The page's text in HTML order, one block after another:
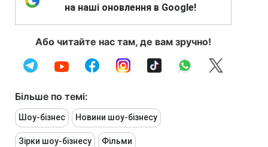
на наші оновлення в Google!
Або читайте нас там, де вам зручно!
Більше по темі:
Шоу-бізнес Новини шоу-бізнесу
Зірки шоу-бізнесу Фільми